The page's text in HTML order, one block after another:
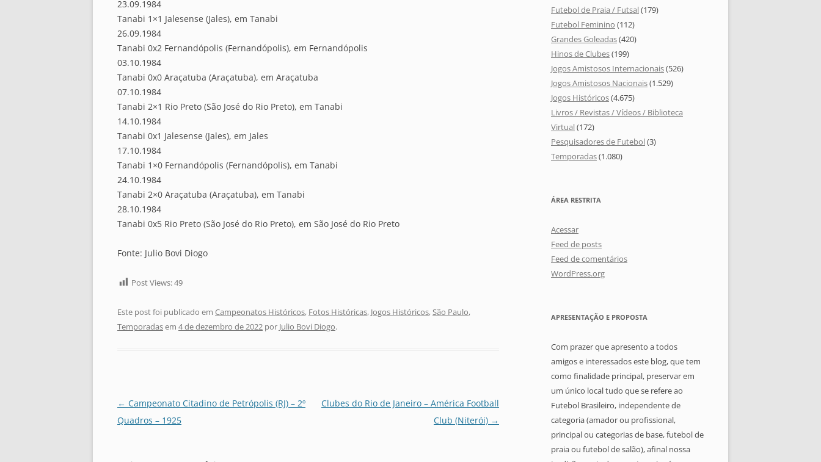
23.09.1984
Tanabi 1×1 Jalesense (Jales), em Tanabi
26.09.1984
Tanabi 0x2 Fernandópolis (Fernandópolis), em Fernandópolis
03.10.1984
Tanabi 0x0 Araçatuba (Araçatuba), em Araçatuba
07.10.1984
Tanabi 2×1 Rio Preto (São José do Rio Preto), em Tanabi
14.10.1984
Tanabi 0x1 Jalesense (Jales), em Jales
17.10.1984
Tanabi 1×0 Fernandópolis (Fernandópolis), em Tanabi
24.10.1984
Tanabi 2×0 Araçatuba (Araçatuba), em Tanabi
28.10.1984
Tanabi 0x5 Rio Preto (São José do Rio Preto), em São José do Rio Preto
Fonte: Julio Bovi Diogo
Post Views:49
Este post foi publicado em Campeonatos Históricos, Fotos Históricas, Jogos Históricos,São Paulo,
Temporadasem 4 de dezembro de 2022 por Julio Bovi Diogo.
Navegação
de
← Campeonato Citadino de Petrópolis (RJ) – 2º
Quadros – 1925
Clubes do Rio de Janeiro – América Football
Club (Niterói) →
Futebol de Praia / Futsal(179)
Futebol Feminino (112)
Grandes Goleadas(420)
Hinos de Clubes(199)
Jogos Amistosos Internacionais(526)
Jogos Amistosos Nacionais(1.529)
Jogos Históricos(4.675)
Livros / Revistas / Vídeos / Biblioteca
Virtual(172)
Pesquisadores de Futebol(3)
Temporadas(1.080)
ÁREA RESTRITA
Acessar
Feed de posts
Feed de comentários
WordPress.org
APRESENTAÇÃO E PROPOSTA
Com prazer que apresento a todos
amigos e interessados este blog, que tem
como finalidade principal, preservar em
um único local tudo que se refere ao
Futebol Brasileiro, independente de
categoria (amador ou profissional,
principal ou categorias de base, futebol de
praia ou futebol de salão), afinal nossa